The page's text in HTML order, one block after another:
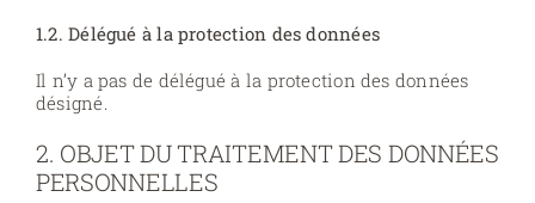
1.2. Délégué à la protection des données
Il n’y a pas de délégué à la protection des données
désigné.
2. OBJET DU TRAITEMENT DES DONNÉES
PERSONNELLES